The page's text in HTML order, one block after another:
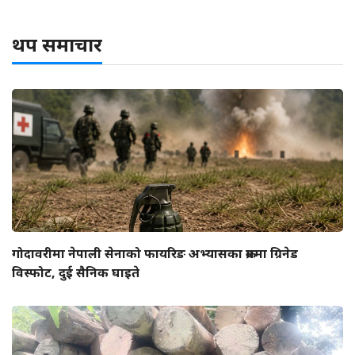
थप समाचार
गोदावरीमा नेपाली सेनाको फायरिङ अभ्यासका क्रममा ग्रिनेड
विस्फोट, दुई सैनिक घाइते